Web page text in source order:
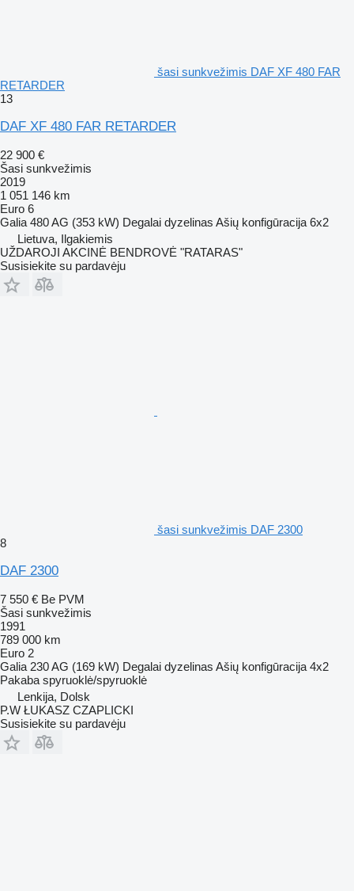
šasi sunkvežimis DAF XF 480 FAR
RETARDER
13
DAF XF 480 FAR RETARDER
22 900 €
Šasi sunkvežimis
2019
1 051 146 km
Euro 6
Galia 480 AG (353 kW) Degalai dyzelinas Ašių konfigūracija 6x2
Lietuva, Ilgakiemis
UŽDAROJI AKCINĖ BENDROVĖ "RATARAS"
Susisiekite su pardavėju
šasi sunkvežimis DAF 2300
8
DAF 2300
7 550 € Be PVM
Šasi sunkvežimis
1991
789 000 km
Euro 2
Galia 230 AG (169 kW) Degalai dyzelinas Ašių konfigūracija 4x2
Pakaba spyruoklė/spyruoklė
Lenkija, Dolsk
P.W ŁUKASZ CZAPLICKI
Susisiekite su pardavėju